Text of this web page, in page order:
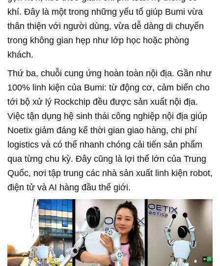
khí. Đây là một trong những yếu tố giúp Bumi vừa
thân thiện với người dùng, vừa dễ dàng di chuyển
trong không gian hẹp như lớp học hoặc phòng
khách.
Thứ ba, chuỗi cung ứng hoàn toàn nội địa. Gần như
100% linh kiện của Bumi: từ động cơ, cảm biến cho
tới bộ xử lý Rockchip đều được sản xuất nội địa.
Việc tận dụng hệ sinh thái công nghiệp nội địa giúp
Noetix giảm đáng kể thời gian giao hàng, chi phí
logistics và có thể nhanh chóng cải tiến sản phẩm
qua từng chu kỳ. Đây cũng là lợi thế lớn của Trung
Quốc, nơi tập trung các nhà sản xuất linh kiện robot,
điện tử và AI hàng đầu thế giới.